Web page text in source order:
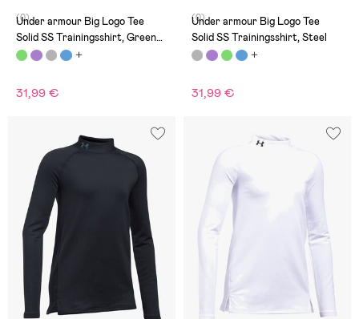
(0)
Under armour Big Logo Tee
Solid SS Trainingsshirt, Green
Typhoon
31,99 €
(0)
Under armour Big Logo Tee
Solid SS Trainingsshirt, Steel
31,99 €